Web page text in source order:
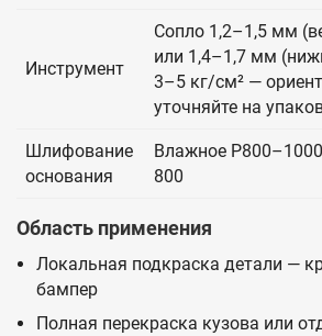
Инструмент
Сопло 1,2–1,5 мм
или 1,4–1,7 мм
3–5 кг/см² —
уточняйте на
Шлифование
основания
Влажное
800
Область применения
Локальная подкраска детали —
бампер
Полная перекраска кузова или